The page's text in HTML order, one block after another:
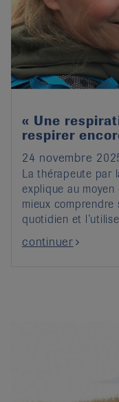
« Une
respirer
24 novembre
La thérapeute par
explique au moyen
mieux comprendre
quotidien et
continuer